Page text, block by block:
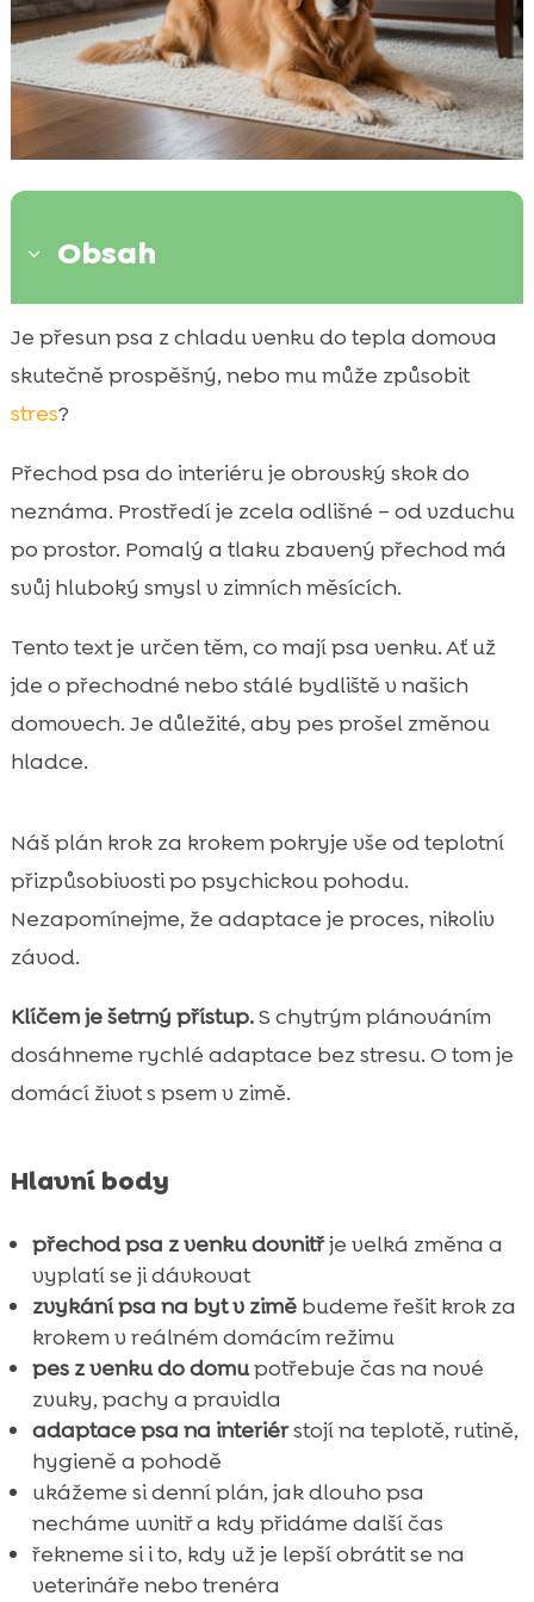
3 Obsah
 Proč je zimní přesun psa dovnitř citlivé téma
 pes zima pomoc při přechodu mezi venkem
a interiérem
pobytem uvnitř
 Postupná adaptace den po dni: jak dlouho
necháme psa uvnitř
 Termoregulace a srst v zimě: co očekávat a
 Rutina, která uklidňuje: krmení, spánek a
procházky
Hygiena a čistota po pobytu venku: aby

Domácí pravidla a soužití: kdy nastavíme
hranice a jak šetrně
 Výživa a pitný režim v zimě: co se může
změnit po pobytu uvnitř
hypoalergenní krmivo a doplňky
 Kdy kontaktujeme veterináře nebo trenéra:
varovné signály
Je přesun psa z chladu venku do tepla domova
skutečně prospěšný, nebo mu může způsobit
stres?
Přechod psa do interiéru je obrovský skok do
neznáma. Prostředí je zcela odlišné – od vzduchu
po prostor. Pomalý a tlaku zbavený přechod má
svůj hluboký smysl v zimních měsících.
Tento text je určen těm, co mají psa venku. Ať už
jde o přechodné nebo stálé bydliště v našich
domovech. Je důležité, aby pes prošel změnou
hladce.
Náš plán krok za krokem pokryje vše od teplotní
přizpůsobivosti po psychickou pohodu.
Nezapomínejme, že adaptace je proces, nikoliv
závod.
Klíčem je šetrný přístup.S chytrým plánováním
dosáhneme rychlé adaptace bez stresu. O tom je
domácí život s psem v zimě.
Hlavní body
přechod psa z venku dovnitřje velká změna a
vyplatí se ji dávkovat
zvykání psa na byt v ziměbudeme řešit krok za
krokem v reálném domácím režimu
pes z venku do domupotřebuje čas na nové
zvuky, pachy a pravidla
adaptace psa na interiérstojí na teplotě, rutině,
hygieně a pohodě
ukážeme si denní plán, jak dlouho psa
necháme uvnitř a kdy přidáme další čas
řekneme si i to, kdy už je lepší obrátit se na
veterináře nebo trenéra